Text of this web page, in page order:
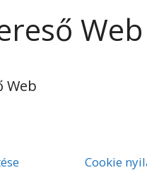
Web
Web
Cookie